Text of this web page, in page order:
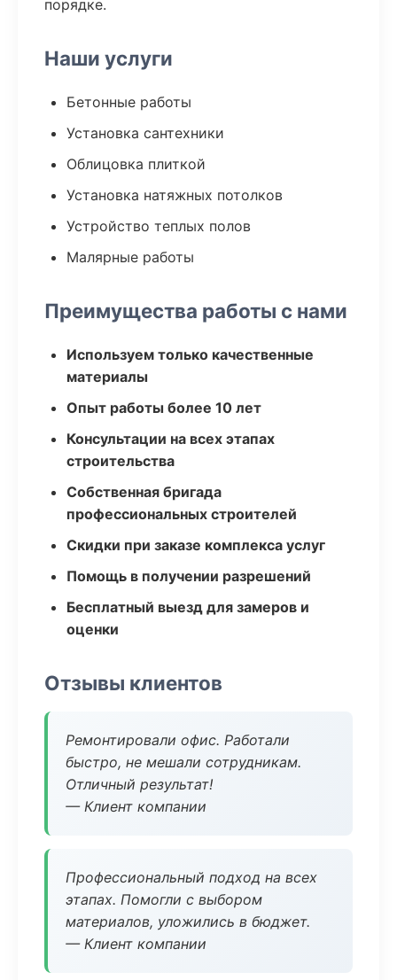
порядке.
Наши услуги
Бетонные работы
Установка сантехники
Облицовка плиткой
Установка натяжных потолков
Устройство теплых полов
Малярные работы
Преимущества работы с нами
Используем только качественные
материалы
Опыт работы более 10 лет
Консультации на всех этапах
строительства
Собственная бригада
профессиональных строителей
Скидки при заказе комплекса услуг
Помощь в получении разрешений
Бесплатный выезд для замеров и
оценки
Отзывы клиентов
Ремонтировали офис. Работали
быстро, не мешали сотрудникам.
Отличный результат!
— Клиент компании
Профессиональный подход на всех
этапах. Помогли с выбором
материалов, уложились в бюджет.
— Клиент компании